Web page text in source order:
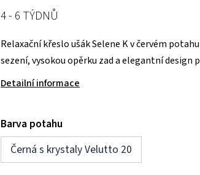
Relaxační křeslo ušák Selene K v červém
sezení, vysokou opěrku zad a
Detailní informace
Barva potahu
Černá s krystaly Velutto 20
4 - 6 TÝDNŮ